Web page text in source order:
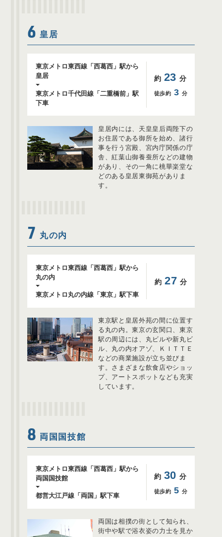
6 皇居
東京メトロ東西線「西葛西」駅から
皇居
東京メトロ千代田線「二重橋前」駅
下車
約 23 分
徒歩約 3 分
皇居内には、天皇皇后両陛下の
お住居である御所を始め、諸行
事を行う宮殿、宮内庁関係の庁
舎、紅葉山御養蚕所などの建物
があり、その一角に桃華楽堂な
どのある皇居東御苑がありま
す。
7 丸の内
東京メトロ東西線「西葛西」駅から
丸の内
東京メトロ丸の内線「東京」駅下車
約 27 分
東京駅と皇居外苑の間に位置す
る丸の内。東京の玄関口、東京
駅の周辺には、丸ビルや新丸ビ
ル、丸の内オアゾ、ＫＩＴＴＥ
などの商業施設が立ち並びま
す。さまざまな飲食店やショッ
プ、アートスポットなども充実
しています。
8 両国国技館
東京メトロ東西線「西葛西」駅から
両国国技館
都営大江戸線「両国」駅下車
約 30 分
徒歩約 5 分
両国は相撲の街として知られ、
街中や駅で浴衣姿の力士を見か